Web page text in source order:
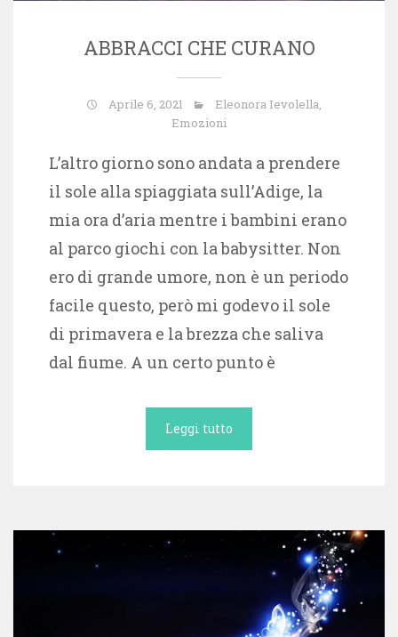
ABBRACCI CHE CURANO
Aprile 6, 2021 Eleonora Ievolella,
Emozioni
L’altro giorno sono andata a prendere
il sole alla spiaggiata sull’Adige, la
mia ora d’aria mentre i bambini erano
al parco giochi con la babysitter. Non
ero di grande umore, non è un periodo
facile questo, però mi godevo il sole
di primavera e la brezza che saliva
dal fiume. A un certo punto è
Leggi tutto